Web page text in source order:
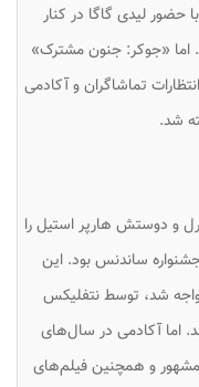
حضور لیدی گاگا در کنار
اما «جوکر: جنون مشترک»
تماشاگران و آکادمی
شد.
و دوستش هارپر استیل را
ساندنس بود. این
شد، توسط نتفلیکس
اما آکادمی در سال‌های
و همچنین فیلم‌های